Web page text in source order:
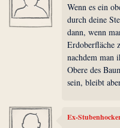
Wenn es ein
durch deine
dann, wenn
Erdoberfläche
nachdem man
Obere des
sein, bleibt
Ex-